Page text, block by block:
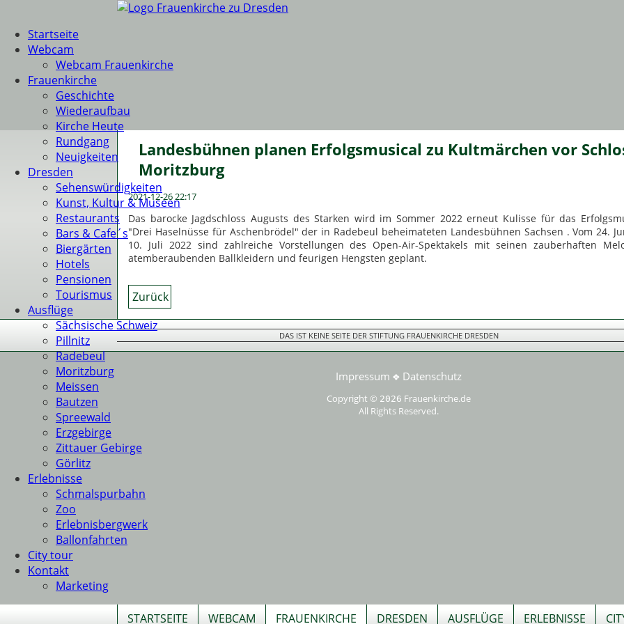
Startseite
Webcam
Webcam Frauenkirche
Frauenkirche
Geschichte
Wiederaufbau
Kirche Heute
Rundgang
Neuigkeiten
Dresden
Sehenswürdigkeiten
Kunst, Kultur & Museen
Restaurants
Bars & Cafe´s
Biergärten
Hotels
Pensionen
Tourismus
Ausflüge
Sächsische Schweiz
Pillnitz
Radebeul
Moritzburg
Meissen
Bautzen
Spreewald
Erzgebirge
Zittauer Gebirge
Görlitz
Erlebnisse
Schmalspurbahn
Zoo
Erlebnisbergwerk
Ballonfahrten
City tour
Kontakt
Marketing
STARTSEITE WEBCAM FRAUENKIRCHE DRESDEN AUSFLÜGE ERLEBNISSE
Landesbühnen planen Erfolgsmusical zu Kultmärchen vor
Moritzburg
2021-12-26 22:17
Das barocke Jagdschloss Augusts des Starken wird im Sommer 2022 erneut Kulisse für das
"Drei Haselnüsse für Aschenbrödel" der in Radebeul beheimateten Landesbühnen Sachsen . Vom 24.
10. Juli 2022 sind zahlreiche Vorstellungen des Open-Air-Spektakels mit seinen zauberhaften
atemberaubenden Ballkleidern und feurigen Hengsten geplant.
Zurück
DAS IST KEINE SEITE DER STIFTUNG FRAUENKIRCHE DRESDEN
Impressum ❖ Datenschutz
Copyright © 2026 Frauenkirche.de
All Rights Reserved.